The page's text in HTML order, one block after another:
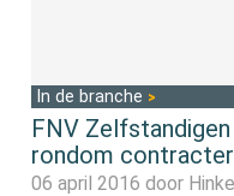
In de branche
FNV
rondom
06 april 2016 door